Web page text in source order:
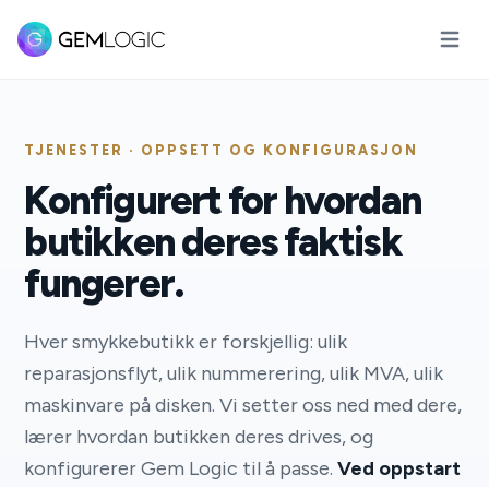
Åpne
TJENESTER · OPPSETT OG KONFIGURASJON
Konfigurert for hvordan
butikken deres faktisk
fungerer.
Hver smykkebutikk er forskjellig: ulik
reparasjonsflyt, ulik nummerering, ulik MVA, ulik
maskinvare på disken. Vi setter oss ned med dere,
lærer hvordan butikken deres drives, og
konfigurerer Gem Logic til å passe.Ved oppstart